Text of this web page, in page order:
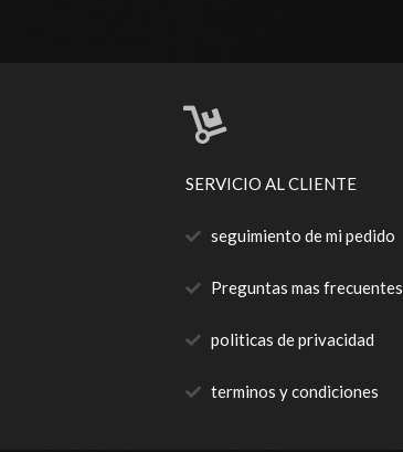
SERVICIO AL CLIENTE
seguimiento de mi pedido
Preguntas mas frecuentes
politicas de privacidad
terminos y condiciones